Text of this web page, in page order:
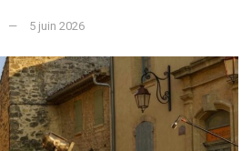
5 juin 2026